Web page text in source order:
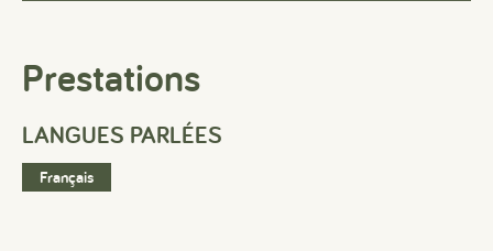
Prestations
LANGUES PARLÉES
Français